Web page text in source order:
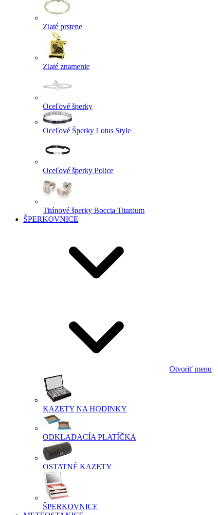
Zlaté prstene
Zlaté znamenie
Oceľové šperky
Oceľové Šperky Lotus Style
Oceľové šperky Police
Titánové šperky Boccia Titanium
ŠPERKOVNICE
Otvoriť menu
KAZETY NA HODINKY
ODKLADACÍA PLATÍČKA
OSTATNÉ KAZETY
ŠPERKOVNICE